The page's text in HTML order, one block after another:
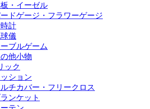
・イーゼル
ドゲージ・フラワーゲージ
計
儀
ブルゲーム
他小物
ック
ション
チカバー・フリークロス
ンケット